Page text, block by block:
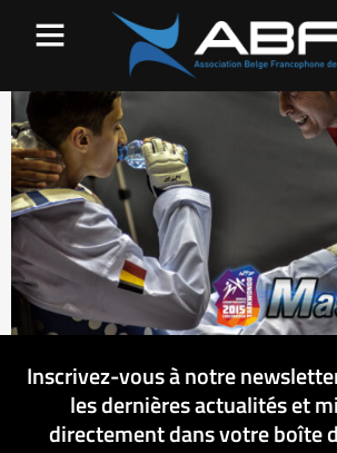
Inscrivez-vous à notre
les dernières actualités et
directement dans votre boîte